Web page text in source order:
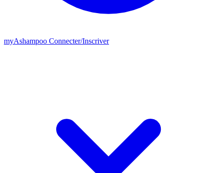
myAshampoo Connecter/Inscriver